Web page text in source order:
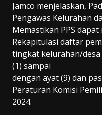
Jamco menjelaskan,
Pengawas Kelurahan
Memastikan PPS
Rekapitulasi daftar
tingkat kelurahan/desa
(1) sampai
dengan ayat (9) dan
Peraturan Komisi
2024.